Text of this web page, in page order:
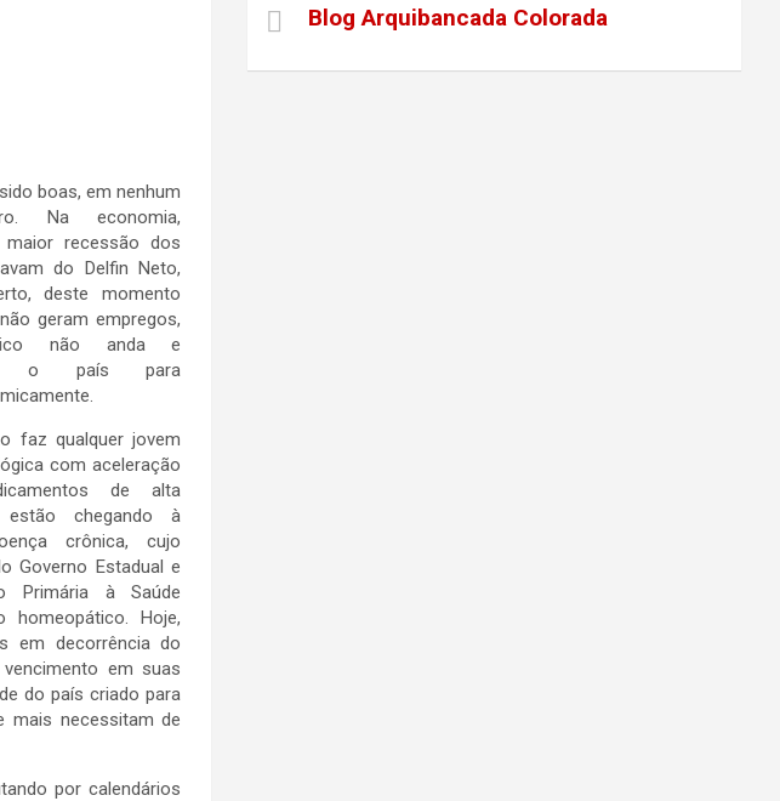
boas, em nenhum
Na economia,
recessão dos
do Delfin Neto,
deste momento
geram empregos,
não anda e
o país para
faz qualquer jovem
com aceleração
de alta
estão chegando à
crônica, cujo
Governo Estadual e
Primária à Saúde
homeopático. Hoje,
em decorrência do
em suas
do país criado para
mais necessitam de
por calendários
Blog Arquibancada Colorada